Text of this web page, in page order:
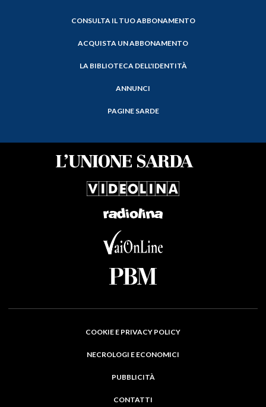
CONSULTA IL TUO ABBONAMENTO
ACQUISTA UN ABBONAMENTO
LA BIBLIOTECA DELL'IDENTITÀ
ANNUNCI
PAGINE SARDE
COOKIE E PRIVACY POLICY
NECROLOGI E ECONOMICI
PUBBLICITÀ
CONTATTI